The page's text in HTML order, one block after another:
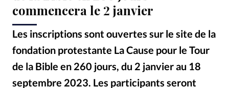
Toute l'actualité
Se connecter
Devise:
RUBRIQUES
commencera le 2 janvier
Les inscriptions sont ouvertes sur le site de la
fondation protestante La Cause pour le Tour
de la Bible en 260 jours, du 2 janvier au 18
septembre 2023. Les participants seront